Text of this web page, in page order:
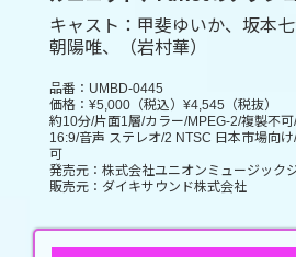
キャスト：甲斐ゆいか、坂本七
朝陽唯、（岩村華）
品番：UMBD-0445
価格：¥5,000（税込）¥4,545（税抜）
約10分/片面1層/カラー/MPEG-2/複製不
16:9/音声 ステレオ/2 NTSC 日本市場向
可
発売元：株式会社ユニオンミュージック
販売元：ダイキサウンド株式会社